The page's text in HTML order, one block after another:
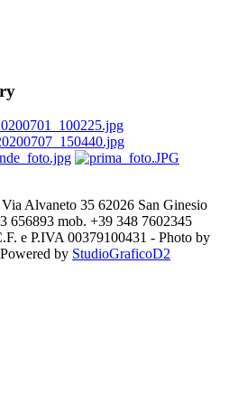
Alvaneto 35 62026 San Ginesio
656893 mob. +39 348 7602345
e P.IVA 00379100431 - Photo by
by StudioGraficoD2